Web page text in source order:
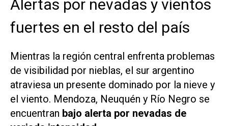
Alertas por nevadas y vientos
fuertes en el resto del país
Mientras la región central enfrenta problemas
de visibilidad por nieblas, el sur argentino
atraviesa un presente dominado por la nieve y
el viento. Mendoza, Neuquén y Río Negro se
encuentran bajo alerta por nevadas de